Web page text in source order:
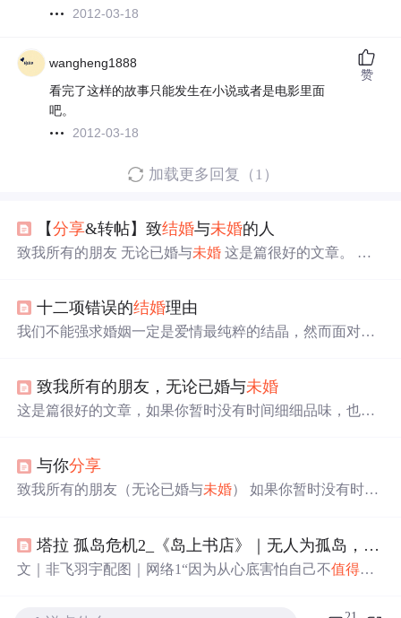
2012-03-18
wangheng1888
看完了这样的故事只能发生在小说或者是电影里面
吧。
2012-03-18
赞
加载更多回复（1）
【分享&转帖】致结婚与未婚的人
致我所有的朋友 无论已婚与未婚 这是篇很好的文章。 如
身，有时不一定是贵族。 单身也许
有一个同义词，叫作寂寞。 因为人不是什麽时候都喜欢一
格上的独立以及感情上的独立。
十二项错误的结婚理由
我们不能强求婚姻一定是爱情最纯粹的结晶，然而面对人
错误的结婚理由──为了逃离家庭。这是女孩子普遍
的错误。 为了脱离不快乐的家，或者逃避管束，向往自
另外一个火坑。 飞出自己的家，认为
致我所有的朋友，无论已婚与未婚
这是篇很好的文章，如果你暂时没有时间细细品味，也请
许 会比较自由,但自由也有一个同义词，叫作寂寞。 因为人
不是什麽时候都喜欢一个人独处的;有时好东西需要跟人
什麽？独立是需要而不依赖，一个独立
与你分享
致我所有的朋友（无论已婚与未婚） 如果你暂时没有时间
自由也有一个同义词，叫作寂寞。 因为人不是什麽时候都
喜欢一个人独处的； 有时好东西需要跟人分享，有时候难
塔拉 孤岛危机2_《岛上书店》｜无人为孤岛，一书一世界
文｜非飞羽宇配图｜网络1“因为从心底害怕自己不值得被